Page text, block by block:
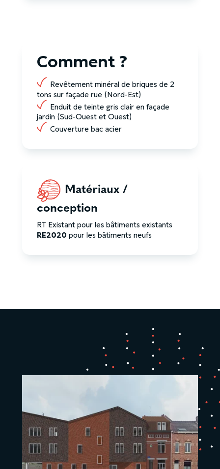
Comment ?
Revêtement minéral de briques de 2
tons sur façade rue (Nord-Est)
Enduit de teinte gris clair en façade
jardin (Sud-Ouest et Ouest)
Couverture bac acier
Matériaux /
conception
RT Existant pour les bâtiments existants
RE2020 pour les bâtiments neufs